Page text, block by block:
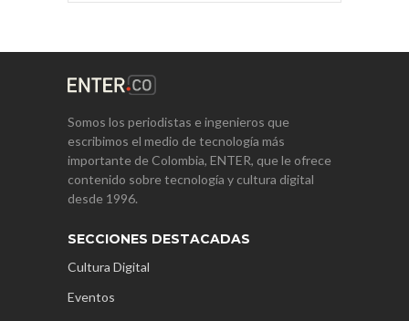
Somos los periodistas e ingenieros que
escribimos el medio de tecnología más
importante de Colombia, ENTER, que le ofrece
contenido sobre tecnología y cultura digital
desde 1996.
SECCIONES DESTACADAS
Cultura Digital
Eventos